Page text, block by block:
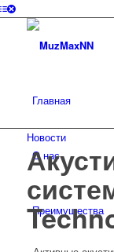
Главная
О нас
Преимущества
Новости